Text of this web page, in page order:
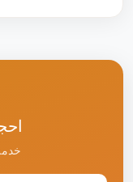
خدمة متاحة